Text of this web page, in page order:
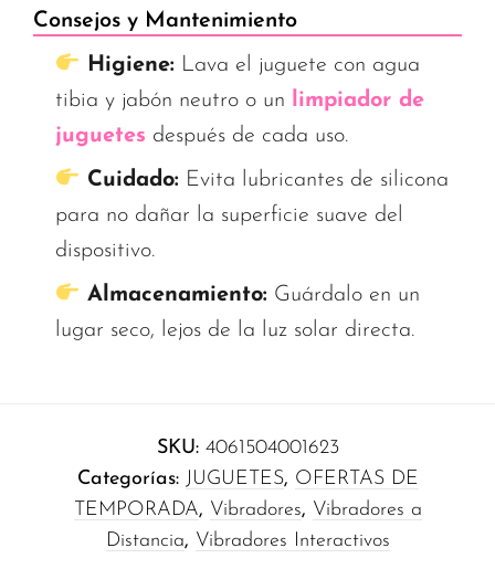
Consejos y Mantenimiento
Higiene: Lava el juguete con agua
tibia y jabón neutro o un
limpiador de
juguetes después de cada uso.
Cuidado: Evita lubricantes de silicona
para no dañar la superficie suave del
dispositivo.
Almacenamiento: Guárdalo en un
lugar seco, lejos de la luz solar directa.
SKU: 4061504001623
Categorías: JUGUETES, OFERTAS DE
TEMPORADA, Vibradores, Vibradores a
Distancia, Vibradores Interactivos